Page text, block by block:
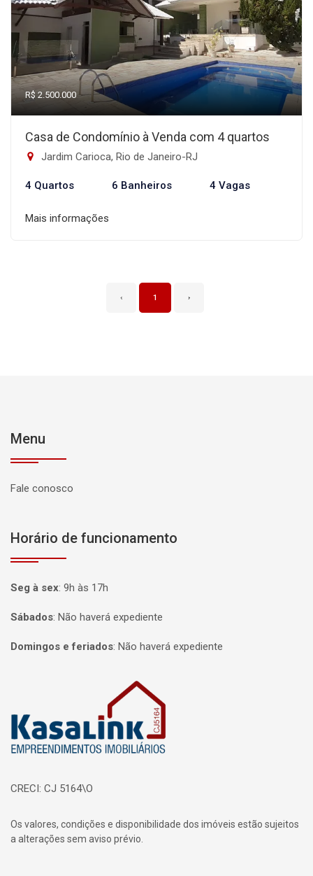
R$ 2.500.000
Casa de Condomínio à Venda com 4 quartos
Jardim Carioca, Rio de Janeiro-RJ
4 Quartos 6 Banheiros 4 Vagas
Mais informações
‹ 1 ›
Menu
Fale conosco
Horário de funcionamento
Seg à sex: 9h às 17h
Sábados: Não haverá expediente
Domingos e feriados: Não haverá expediente
CRECI: CJ 5164\O
Os valores, condições e disponibilidade dos imóveis estão sujeitos
a alterações sem aviso prévio.